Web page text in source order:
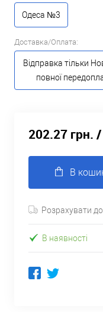
Одеса №3
Доставка/Оплата:
Відправка тільки
повної
202.27 грн.
В
Розрахувати
В наявності